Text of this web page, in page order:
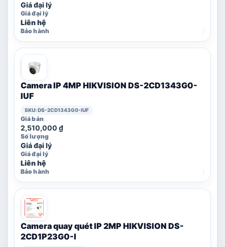
Giá đại lý
Liên hệ
Camera IP 4MP HIKVISION DS-2CD1343G0-
IUF
SKU: DS-2CD1343G0-IUF
2,510,000 ₫
Giá đại lý
Liên hệ
Camera quay quét IP 2MP HIKVISION DS-
2CD1P23G0-I